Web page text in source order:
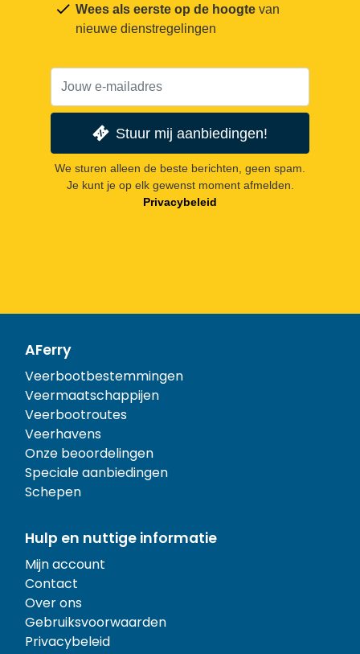
Wees als eerste op de hoogte van
nieuwe dienstregelingen
Stuur mij aanbiedingen!
We sturen alleen de beste berichten, geen spam.
Je kunt je op elk gewenst moment afmelden.
Privacybeleid
AFerry
Veerbootbestemmingen
Veermaatschappijen
Veerbootroutes
Veerhavens
Onze beoordelingen
Speciale aanbiedingen
Schepen
Hulp en nuttige informatie
Mijn account
Contact
Over ons
Gebruiksvoorwaarden
Privacybeleid